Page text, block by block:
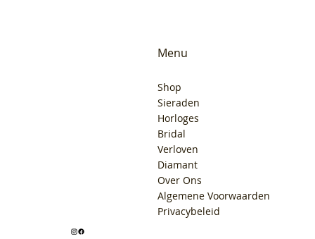
Menu
Shop
Sieraden
Horloges
Bridal
Verloven
Diamant
Over Ons
Algemene Voorwaarden
Privacybeleid